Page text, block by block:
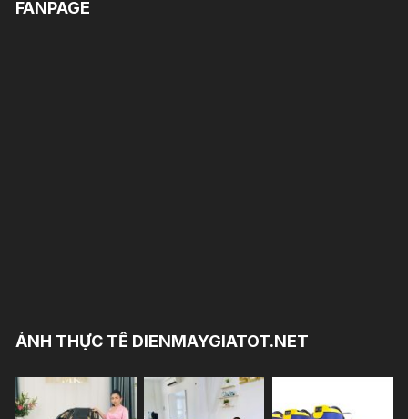
FANPAGE
ẢNH THỰC TẾ DIENMAYGIATOT.NET